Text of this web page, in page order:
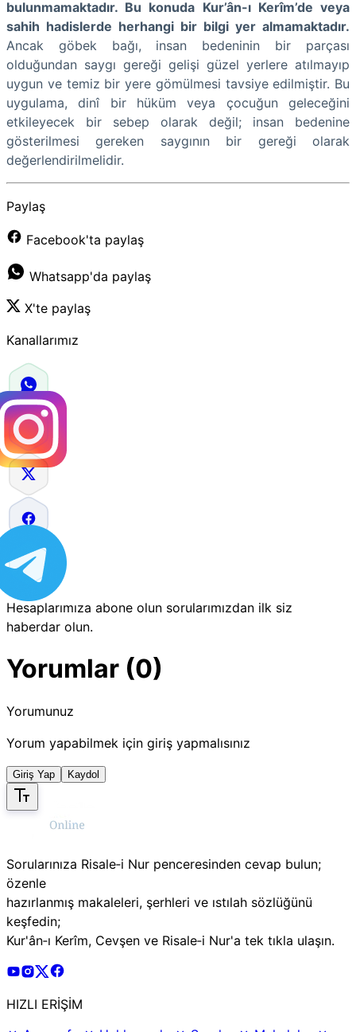
bulunmamaktadır. Bu konuda Kur’ân-ı Kerîm’de veya
sahih hadislerde herhangi bir bilgi yer almamaktadır.
Ancak göbek bağı, insan bedeninin bir parçası
olduğundan saygı gereği gelişi güzel yerlere atılmayıp
uygun ve temiz bir yere gömülmesi tavsiye edilmiştir. Bu
uygulama, dinî bir hüküm veya çocuğun geleceğini
etkileyecek bir sebep olarak değil; insan bedenine
gösterilmesi gereken saygının bir gereği olarak
değerlendirilmelidir.
Paylaş
Facebook'ta paylaş
Whatsapp'da paylaş
X'te paylaş
Kanallarımız
Hesaplarımıza abone olun sorularımızdan ilk siz
haberdar olun.
Yorumlar (0)
Yorumunuz
Yorum yapabilmek için giriş yapmalısınız
Giriş Yap Kaydol
Sorularınıza Risale‑i Nur penceresinden cevap bulun;
özenle
hazırlanmış makaleleri, şerhleri ve ıstılah sözlüğünü
keşfedin;
Kur'ân‑ı Kerîm, Cevşen ve Risale‑i Nur'a tek tıkla ulaşın.
Risale Online Youtube Hesabı
Risale Online Instagram Hesabı
Risale Online X Hesabı
HIZLI ERİŞİM